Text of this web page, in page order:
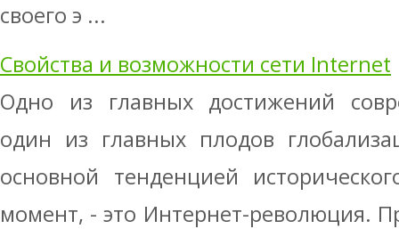
своего э ...
Свойства и возможности сети Internet
Одно из главных достижений
один из главных плодов
основной тенденцией
момент, - это Интернет-революция.